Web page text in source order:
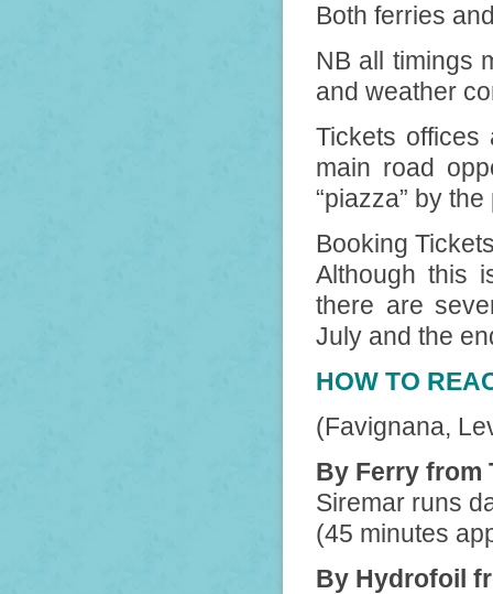
Both ferries
NB all timings
and weather
Tickets
main road
“piazza” by
Booking
Although this
there are
July and the
HOW TO
(Favignana,
By Ferry from
Siremar runs
(45 minutes
By Hydrofoil